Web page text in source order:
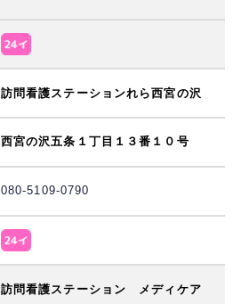
訪問看護ステーションれら西宮の沢
西宮の沢五条１丁目１３番１０号
080-5109-0790
訪問看護ステーション メディケア